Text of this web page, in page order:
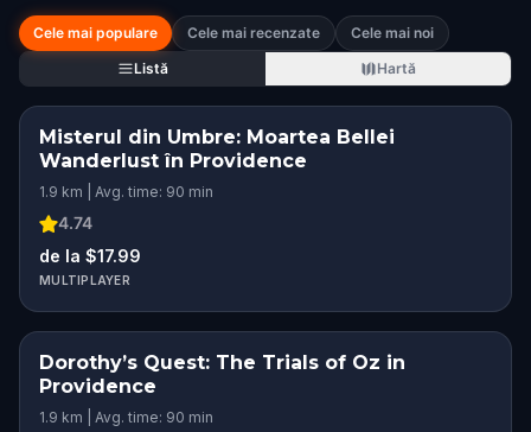
Cele mai populare Cele mai recenzate
Cele mai noi
Listă
Hartă
Misterul din Umbre: Moartea Bellei
Wanderlust în Providence
1.9 km | Avg. time: 90 min
4.74
de la $17.99
MULTIPLAYER
Dorothy’s Quest: The Trials of Oz in
Providence
1.9 km | Avg. time: 90 min